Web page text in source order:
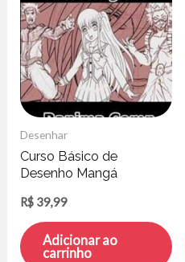
Desenhar
Curso Básico de
Desenho Mangá
Personagens – Ranima
Comp
R$ 39,99
Adicionar ao
carrinho